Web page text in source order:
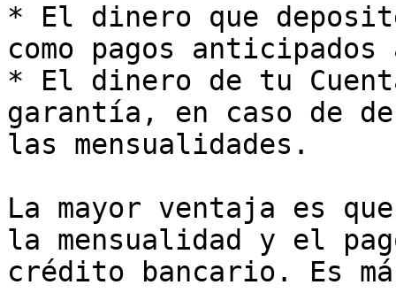
* El dinero que
como pagos
* El dinero de tu
garantía, en caso de
las mensualidades.
La mayor ventaja es
la mensualidad y el
crédito bancario. Es